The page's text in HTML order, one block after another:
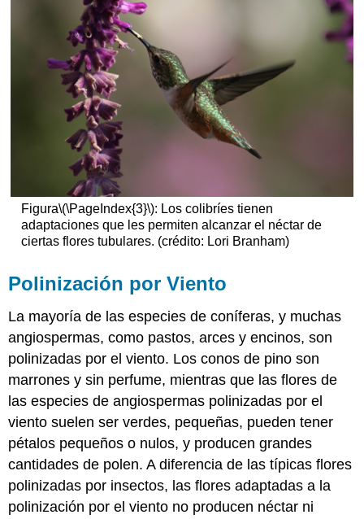
Figura\(\PageIndex{3}\): Los colibríes tienen
adaptaciones que les permiten alcanzar el néctar de
ciertas flores tubulares. (crédito: Lori Branham)
Polinización por Viento
La mayoría de las especies de coníferas, y muchas
angiospermas, como pastos, arces y encinos, son
polinizadas por el viento. Los conos de pino son
marrones y sin perfume, mientras que las flores de
las especies de angiospermas polinizadas por el
viento suelen ser verdes, pequeñas, pueden tener
pétalos pequeños o nulos, y producen grandes
cantidades de polen. A diferencia de las típicas flores
polinizadas por insectos, las flores adaptadas a la
polinización por el viento no producen néctar ni